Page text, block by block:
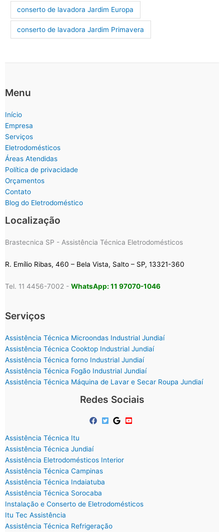
conserto de lavadora Jardim Europa
conserto de lavadora Jardim Primavera
Menu
Início
Empresa
Serviços
Eletrodomésticos
Áreas Atendidas
Política de privacidade
Orçamentos
Contato
Blog do Eletrodoméstico
Localização
Brastecnica SP - Assistência Técnica Eletrodomésticos
R. Emílio Ribas, 460 – Bela Vista, Salto – SP, 13321-360
Tel. 11 4456-7002 - WhatsApp: 11 97070-1046
Serviços
Assistência Técnica Microondas Industrial Jundiaí
Assistência Técnica Cooktop Industrial Jundiaí
Assistência Técnica forno Industrial Jundiaí
Assistência Técnica Fogão Industrial Jundiaí
Assistência Técnica Máquina de Lavar e Secar Roupa Jundiaí
Redes Sociais
Assistência Técnica Itu
Assistência Técnica Jundiaí
Assistência Eletrodomésticos Interior
Assistência Técnica Campinas
Assistência Técnica Indaiatuba
Assistência Técnica Sorocaba
Instalação e Conserto de Eletrodomésticos
Itu Tec Assistência
Assistência Técnica Refrigeração